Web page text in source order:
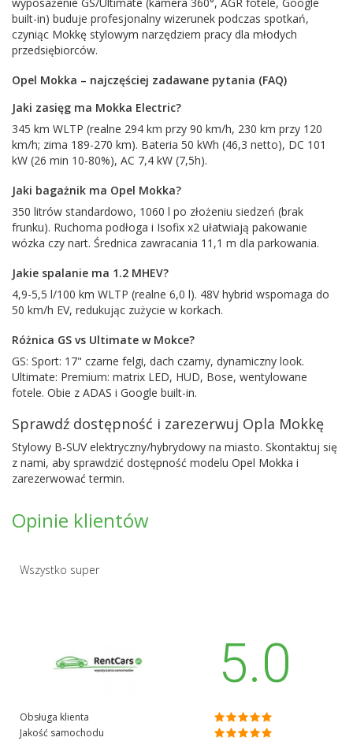
built-in) buduje profesjonalny wizerunek podczas spotkań,
czyniąc Mokkę stylowym narzędziem pracy dla młodych
przedsiębiorców.
Opel Mokka – najczęściej zadawane pytania (FAQ)
Jaki zasięg ma Mokka Electric?
345 km WLTP (realne 294 km przy 90 km/h, 230 km przy 120
km/h; zima 189-270 km). Bateria 50 kWh (46,3 netto), DC 101
kW (26 min 10-80%), AC 7,4 kW (7,5h).
Jaki bagażnik ma Opel Mokka?
350 litrów standardowo, 1060 l po złożeniu siedzeń (brak
frunku). Ruchoma podłoga i Isofix x2 ułatwiają pakowanie
wózka czy nart. Średnica zawracania 11,1 m dla parkowania.
Jakie spalanie ma 1.2 MHEV?
4,9-5,5 l/100 km WLTP (realne 6,0 l). 48V hybrid wspomaga do
50 km/h EV, redukując zużycie w korkach.
Różnica GS vs Ultimate w Mokce?
GS: Sport: 17" czarne felgi, dach czarny, dynamiczny look.
Ultimate: Premium: matrix LED, HUD, Bose, wentylowane
fotele. Obie z ADAS i Google built-in.
Sprawdź dostępność i zarezerwuj Opla Mokkę
Stylowy B-SUV elektryczny/hybrydowy na miasto. Skontaktuj się
z nami, aby sprawdzić dostępność modelu Opel Mokka i
zarezerwować termin.
Opinie klientów
Wszystko super
5.0
Obsługa klienta
Jakość samochodu